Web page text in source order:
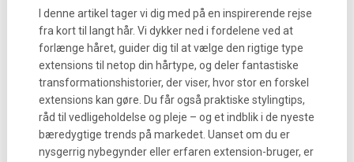
I denne artikel tager vi dig med på en inspirerende rejse
fra kort til langt hår. Vi dykker ned i fordelene ved at
forlænge håret, guider dig til at vælge den rigtige type
extensions til netop din hårtype, og deler fantastiske
transformationshistorier, der viser, hvor stor en forskel
extensions kan gøre. Du får også praktiske stylingtips,
råd til vedligeholdelse og pleje – og et indblik i de nyeste
bæredygtige trends på markedet. Uanset om du er
nysgerrig nybegynder eller erfaren extension-bruger, er